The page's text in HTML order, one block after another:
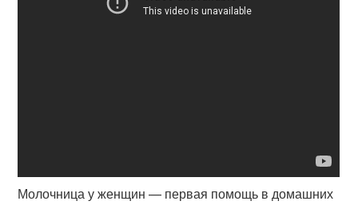
Молочница у женщин — первая помощь в домашних